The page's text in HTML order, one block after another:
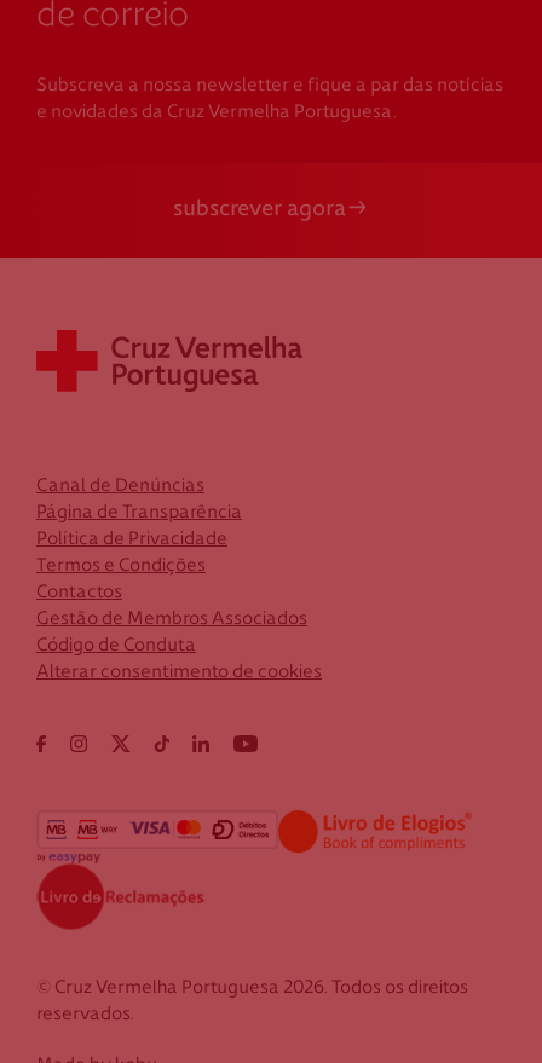
de correio
Subscreva a nossa newsletter e fique a par das notícias
e novidades da Cruz Vermelha Portuguesa.
subscrever agora
Canal de Denúncias
Página de Transparência
Política de Privacidade
Termos e Condições
Contactos
Gestão de Membros Associados
Código de Conduta
Alterar consentimento de cookies
© Cruz Vermelha Portuguesa 2026. Todos os direitos
reservados.